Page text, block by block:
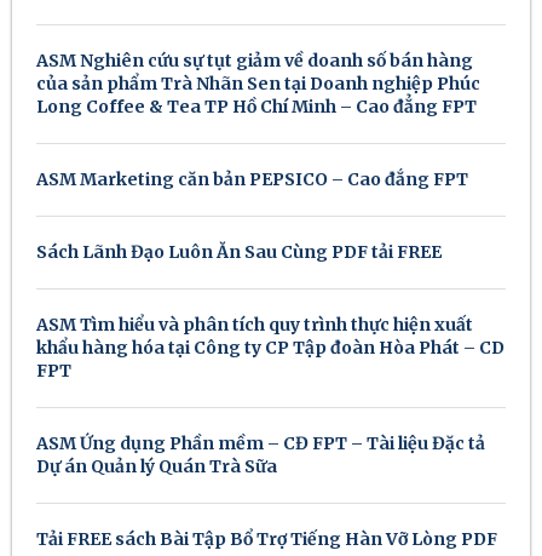
ASM Nghiên cứu sự tụt giảm về doanh số bán hàng
của sản phẩm Trà Nhãn Sen tại Doanh nghiệp Phúc
Long Coffee & Tea TP Hồ Chí Minh – Cao đẳng FPT
ASM Marketing căn bản PEPSICO – Cao đẳng FPT
Sách Lãnh Đạo Luôn Ăn Sau Cùng PDF tải FREE
ASM Tìm hiểu và phân tích quy trình thực hiện xuất
khẩu hàng hóa tại Công ty CP Tập đoàn Hòa Phát – CD
FPT
ASM Ứng dụng Phần mềm – CĐ FPT – Tài liệu Đặc tả
Dự án Quản lý Quán Trà Sữa
Tải FREE sách Bài Tập Bổ Trợ Tiếng Hàn Vỡ Lòng PDF